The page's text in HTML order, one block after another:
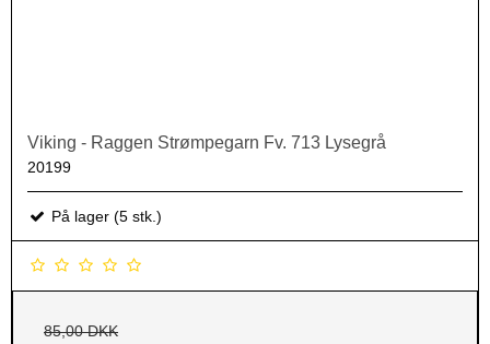
Viking - Raggen Strømpegarn Fv. 713 Lysegrå
20199
På lager (5 stk.)
85,00 DKK